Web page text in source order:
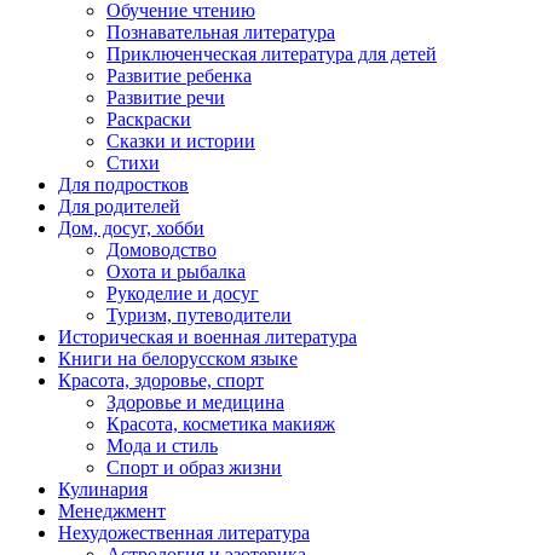
Обучение чтению
Познавательная литература
Приключенческая литература для детей
Развитие ребенка
Развитие речи
Раскраски
Сказки и истории
Стихи
Для подростков
Для родителей
Дом, досуг, хобби
Домоводство
Охота и рыбалка
Рукоделие и досуг
Туризм, путеводители
Историческая и военная литература
Книги на белорусском языке
Красота, здоровье, спорт
Здоровье и медицина
Красота, косметика макияж
Мода и стиль
Спорт и образ жизни
Кулинария
Менеджмент
Нехудожественная литература